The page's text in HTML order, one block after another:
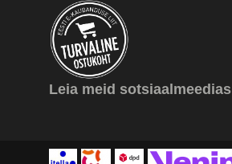
Leia meid sotsiaalmeedias